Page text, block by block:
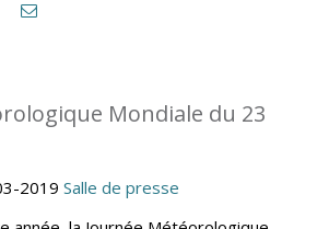
Mondiale du 23
2019 Salle de presse